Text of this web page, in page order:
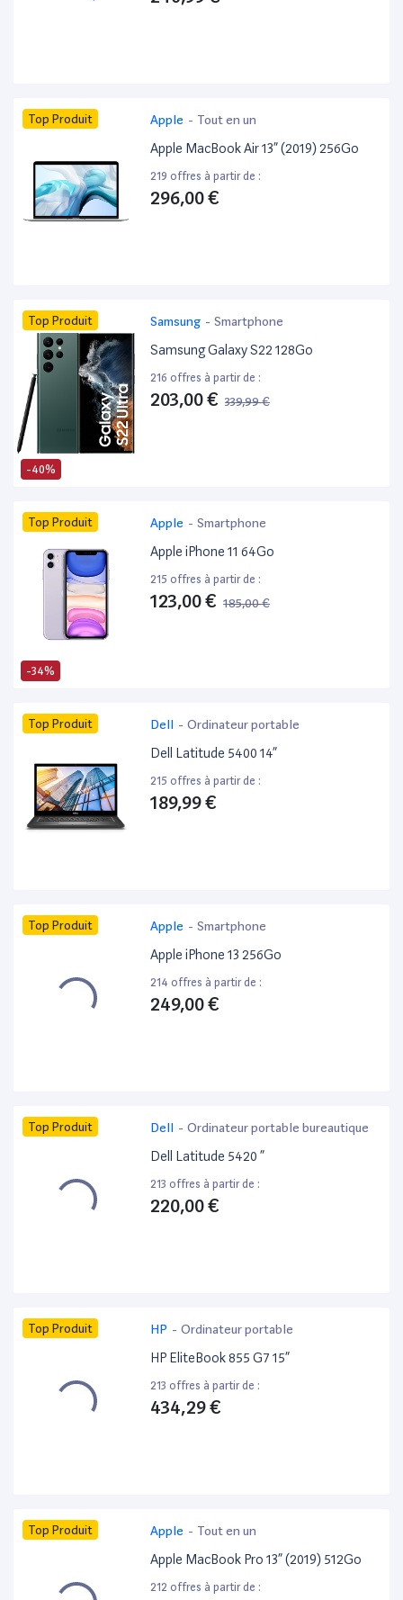
Top Produit Apple - Tout en un
Apple MacBook Air 13” (2019) 256Go
219 offres à partir de :
296,00 €
-40%
Top Produit Samsung - Smartphone
Samsung Galaxy S22 128Go
216 offres à partir de :
203,00 € 339,99 €
-34%
Top Produit Apple - Smartphone
Apple iPhone 11 64Go
215 offres à partir de :
123,00 € 185,00 €
Top Produit Dell - Ordinateur portable
Dell Latitude 5400 14”
215 offres à partir de :
189,99 €
Top Produit Apple - Smartphone
Apple iPhone 13 256Go
214 offres à partir de :
249,00 €
Top Produit Dell - Ordinateur portable bureautique
Dell Latitude 5420 ”
213 offres à partir de :
220,00 €
Top Produit HP - Ordinateur portable
HP EliteBook 855 G7 15”
213 offres à partir de :
434,29 €
Top Produit Apple - Tout en un
Apple MacBook Pro 13” (2019) 512Go
212 offres à partir de :